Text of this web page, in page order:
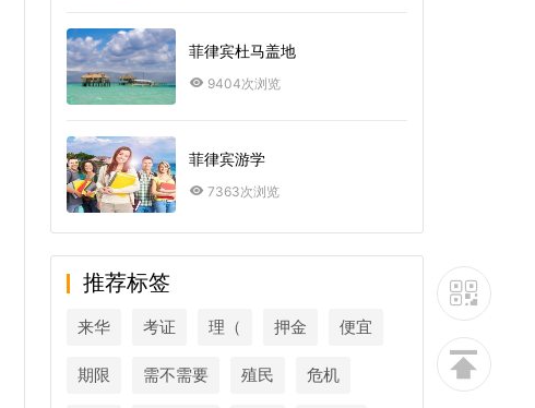
菲律宾杜马盖地
9404次浏览
菲律宾游学
7363次浏览
推荐标签
来华 考证 理（ 押金 便宜
期限 需不需要 殖民 危机